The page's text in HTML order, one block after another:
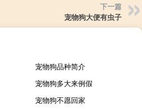
下一篇
宠物狗大便有虫子
宠物狗品种简介
宠物狗多大来例假
宠物狗不愿回家